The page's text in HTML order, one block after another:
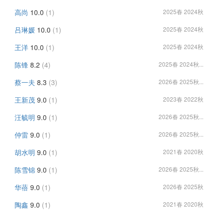
高尚 10.0 (1) 2025春 2024秋
吕琳媛 10.0 (1) 2025春 2024秋
王洋 10.0 (1) 2025春 2024秋
陈锋 8.2 (4) 2025春 2024秋...
蔡一夫 8.3 (3) 2026春 2025秋...
王新茂 9.0 (1) 2023春 2022秋
汪毓明 9.0 (1) 2026春 2025秋...
仲雷 9.0 (1) 2026春 2025秋...
胡水明 9.0 (1) 2021春 2020秋
陈雪锦 9.0 (1) 2026春 2025秋...
华蓓 9.0 (1) 2026春 2025秋
陶鑫 9.0 (1) 2021春 2020秋